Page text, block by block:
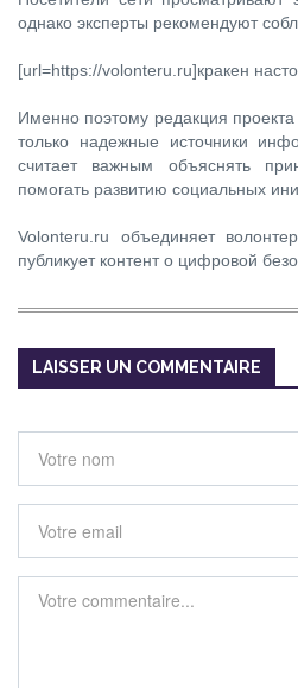
однако эксперты рекомендуют
[url=https://volonteru.ru]кракен
Именно поэтому редакция
только надежные источники
считает важным объяснять
помогать развитию социальных
Volonteru.ru объединяет
публикует контент о цифровой
LAISSER UN COMMENTAIRE